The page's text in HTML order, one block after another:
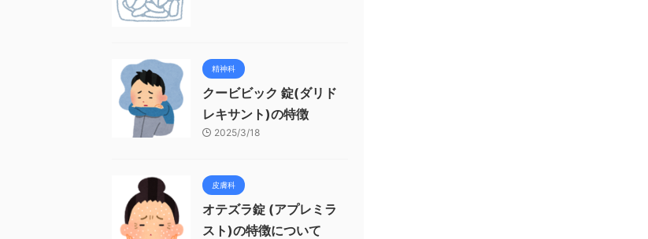
精神科
クービビック 錠(ダリド
レキサント)の特徴
2025/3/18
皮膚科
オテズラ錠 (アプレミラ
スト)の特徴について